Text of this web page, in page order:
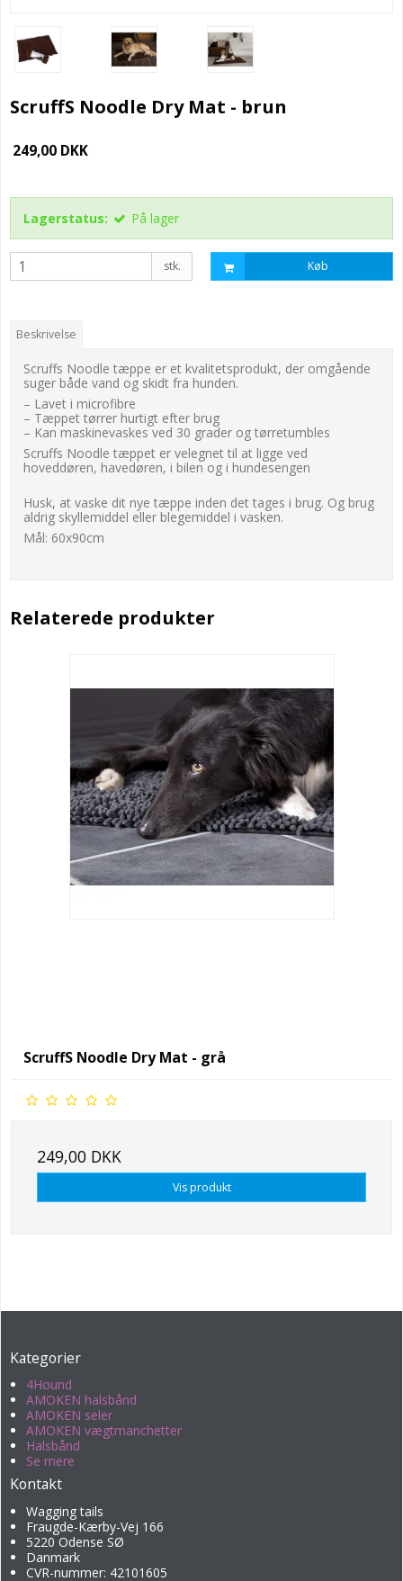
ScruffS Noodle Dry Mat - brun
249,00 DKK
Lagerstatus: På lager
stk. Køb
Beskrivelse
Scruffs Noodle tæppe er et kvalitetsprodukt, der omgående
suger både vand og skidt fra hunden.
– Lavet i microfibre
– Tæppet tørrer hurtigt efter brug
– Kan maskinevaskes ved 30 grader og tørretumbles
Scruffs Noodle tæppet er velegnet til at ligge ved
hoveddøren, havedøren, i bilen og i hundesengen
Husk, at vaske dit nye tæppe inden det tages i brug. Og brug
aldrig skyllemiddel eller blegemiddel i vasken.
Mål: 60x90cm
Relaterede produkter
ScruffS Noodle Dry Mat - grå
249,00 DKK
Vis produkt
Kategorier
4Hound
AMOKEN halsbånd
AMOKEN seler
AMOKEN vægtmanchetter
Halsbånd
Se mere
Kontakt
Wagging tails
Fraugde-Kærby-Vej 166
5220 Odense SØ
Danmark
CVR-nummer: 42101605